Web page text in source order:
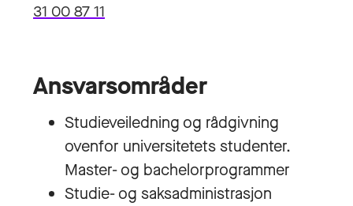
31 00 87 11
Ansvarsområder
Studieveiledning og rådgivning
ovenfor universitetets studenter.
Master- og bachelorprogrammer
Studie- og saksadministrasjon